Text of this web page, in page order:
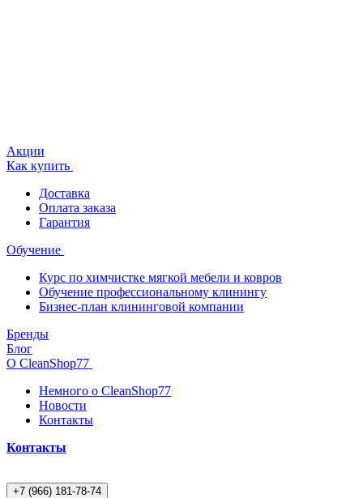
Акции
Как купить
Доставка
Оплата заказа
Гарантия
Обучение
Курс по химчистке мягкой мебели и ковров
Обучение профессиональному клинингу
Бизнес-план клининговой компании
Бренды
Блог
О CleanShop77
Немного о CleanShop77
Новости
Контакты
Контакты
+7 (966) 181-78-74